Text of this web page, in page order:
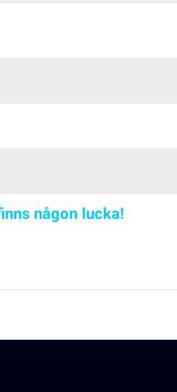
någon lucka!